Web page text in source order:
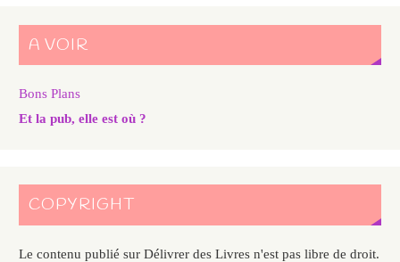
A VOIR
Bons Plans
Et la pub, elle est où ?
COPYRIGHT
Le contenu publié sur Délivrer des Livres n'est pas libre de droit.